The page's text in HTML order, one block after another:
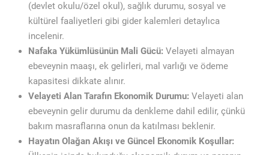
(devlet okulu/özel okul), sağlık durumu, sosyal ve
kültürel faaliyetleri gibi gider kalemleri detaylıca
incelenir.
Nafaka Yükümlüsünün Mali Gücü: Velayeti almayan
ebeveynin maaşı, ek gelirleri, mal varlığı ve ödeme
kapasitesi dikkate alınır.
Velayeti Alan Tarafın Ekonomik Durumu: Velayeti alan
ebeveynin gelir durumu da denkleme dahil edilir, çünkü
bakım masraflarına onun da katılması beklenir.
Hayatın Olağan Akışı ve Güncel Ekonomik Koşullar: